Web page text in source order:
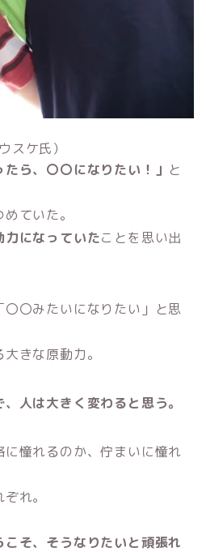
スケ氏）
たら、〇〇になりたい！」 と
ていた。
力になっていたことを思い出
「〇〇みたいになりたい」と思
きな原動力。
人は大きく変わると思う。
憧れるのか、佇まいに憧れ
れ。
そ、そうなりたいと頑張れ